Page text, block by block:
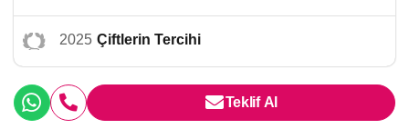
2025 Çiftlerin Tercihi
Teklif Al